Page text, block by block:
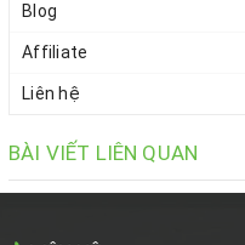
Blog
Affiliate
Liên hệ
BÀI VIẾT LIÊN QUAN